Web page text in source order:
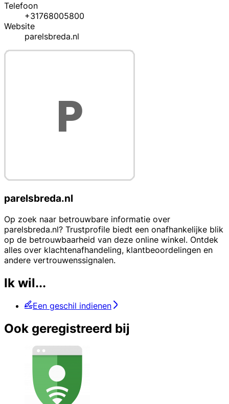
Telefoon
+31768005800
Website
parelsbreda.nl
parelsbreda.nl
Op zoek naar betrouwbare informatie over
parelsbreda.nl? Trustprofile biedt een onafhankelijke blik
op de betrouwbaarheid van deze online winkel. Ontdek
alles over klachtenafhandeling, klantbeoordelingen en
andere vertrouwenssignalen.
Ik wil...
Een geschil indienen
Ook geregistreerd bij